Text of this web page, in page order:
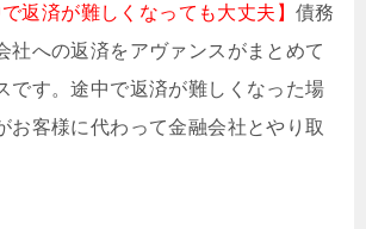
返済が難しくなっても大丈夫】 債務
社への返済をアヴァンスがまとめて
です。途中で返済が難しくなった場
お客様に代わって金融会社とやり取